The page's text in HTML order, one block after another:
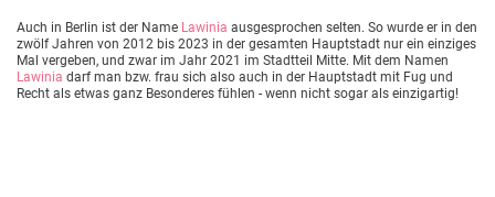
Auch in Berlin ist der Name Lawinia ausgesprochen selten. So wurde er in den
zwölf Jahren von 2012 bis 2023 in der gesamten Hauptstadt nur ein einziges
Mal vergeben, und zwar im Jahr 2021 im Stadtteil Mitte. Mit dem Namen
Lawinia darf man bzw. frau sich also auch in der Hauptstadt mit Fug und
Recht als etwas ganz Besonderes fühlen - wenn nicht sogar als einzigartig!